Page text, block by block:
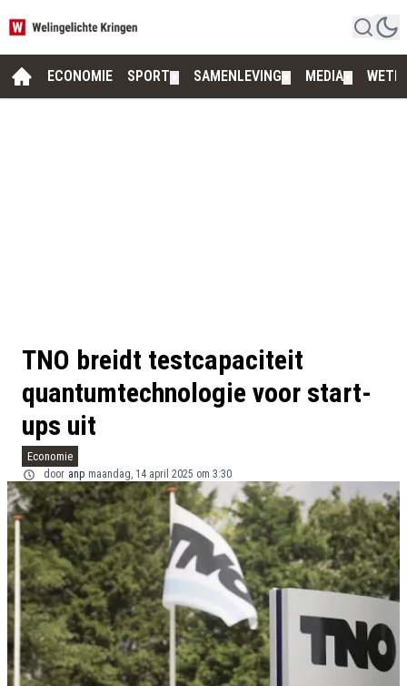
ECONOMIE SPORT SAMENLEVING MEDIA
TNO breidt testcapaciteit
quantumtechnologie voor start-
ups uit
Economie
door anp maandag, 14 april 2025 om 3:30